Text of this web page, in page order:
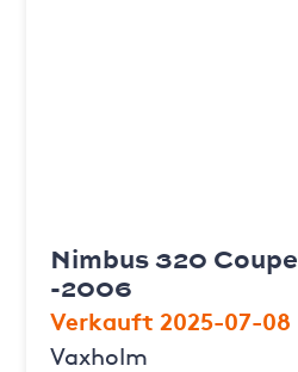
Nimbus 320 Coupe
-2006
Verkauft 2025-07-08
Vaxholm